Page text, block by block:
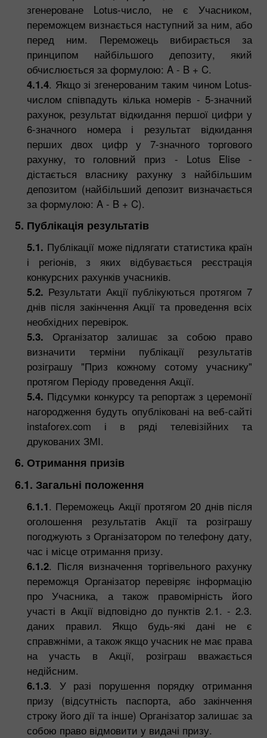
згенероване Lotus-число, не є Учасником,
переможцем визнається наступний за ним, або
перед ним. Переможець вибирається за
принципом найбільшого депозиту, який
обчислюється за формулою: A - B + C.
4.1.4. Якщо зі згенерованим таким чином Lotus-
числом співпадуть кілька номерів - 5-значний
рахунок, результат відкидання першої цифри у
6-значного номера і результат відкидання
перших двох цифр у 7-значного торгового
рахунку, то головний приз - Lotus Elise -
дістається власнику рахунку з найбільшим
депозитом (найбільший депозит визначається
за формулою: A - B + C).
5. Публікація результатів
5.1. Публікації може підлягати статистика країн
і регіонів, з яких відбувається реєстрація
конкурсних рахунків учасників.
5.2. Результати Акції публікуються протягом 7
днів після закінчення Акції та проведення всіх
необхідних перевірок.
5.3. Організатор залишає за собою право
визначити терміни публікації результатів
розіграшу "Приз кожному сотому учаснику"
протягом Періоду проведення Акції.
5.4. Підсумки конкурсу та репортаж з церемонії
нагородження будуть опубліковані на веб-сайті
instaforex.com і в ряді телевізійних та
друкованих ЗМІ.
6. Отримання призів
6.1. Загальні положення
6.1.1. Переможець Акції протягом 20 днів після
оголошення результатів Акції та розіграшу
погоджують з Організатором по телефону дату,
час і місце отримання призу.
6.1.2. Після визначення торгівельного рахунку
переможця Організатор перевіряє інформацію
про Учасника, а також правомірність його
участі в Акції відповідно до пунктів 2.1. - 2.3.
даних правил. Якщо будь-які дані не є
справжніми, а також якщо учасник не має права
на участь в Акції, розіграш вважається
недійсним.
6.1.3. У разі порушення порядку отримання
призу (відсутність паспорта, або закінчення
строку його дії та інше) Організатор залишає за
собою право відмовити у видачі призу.